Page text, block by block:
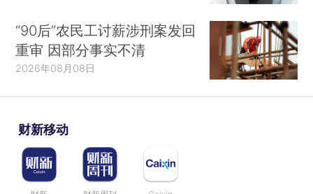
“90后”农民工讨薪涉刑案发回
重审 因部分事实不清
2026年08月08日
财新移动